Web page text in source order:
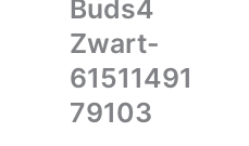
Buds4
Zwart-
61511491
79103